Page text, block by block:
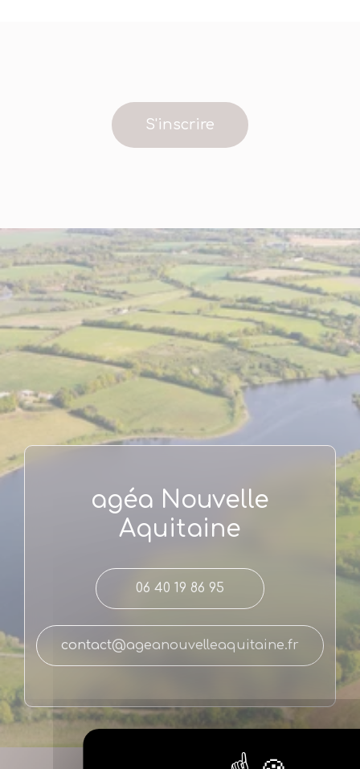
S'inscrire
agéa Nouvelle
Aquitaine
06 40 19 86 95
contact@ageanouvelleaquitaine.fr